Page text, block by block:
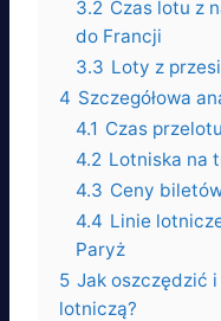
3.2 Czas lotu z
do Francji
3.3 Loty z
4 Szczegółowa
4.1 Czas
4.2 Lotniska na
4.3 Ceny
4.4 Linie
Paryż
5 Jak oszczędzić
lotniczą?